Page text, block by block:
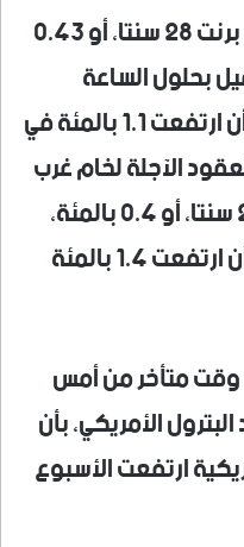
وتراجعت العقود الآجلة لخام برنت 28 سنتا، أو 0.43
للبرميل بحلول الساعة
02:00 بتوقيت جرينتش، بعد أن ارتفعت 1.1 بالمئة في
الآجلة لخام غرب
تكساس الوسيط الأمريكي 24 سنتا، أو 0.4 بالمئة،
إلى 60.5 دولارا للبرميل، بعد أن ارتفعت 1.4 بالمئة
متأخر من أمس
الأمريكي، بأن
ارتفعت الأسبوع